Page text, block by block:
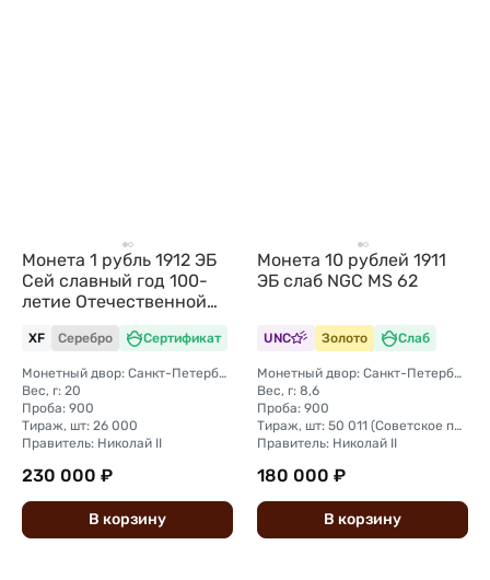
Монета 1 рубль 1912 ЭБ
Сей славный год 100-
летие Отечественной
войны 1812
XF Серебро Сертификат
Монетный двор: Санкт-Петербургский монетный двор
Вес, г: 20
Проба: 900
Тираж, шт: 26 000
Правитель: Николай II
230 000 ₽
В корзину
Монета 10 рублей 1911
ЭБ слаб NGC MS 62
UNC Золото Слаб
Монетный двор: Санкт-Петербургский монетный двор
Вес, г: 8,6
Проба: 900
Тираж, шт: 50 011 (Советское правительство с декабря 1925 г. по март 1926 г. отчеканило 2 011 000 10-ти рублевого достоинства царского образца, предположительно штемпелями 1911 г.)
Правитель: Николай II
180 000 ₽
В корзину